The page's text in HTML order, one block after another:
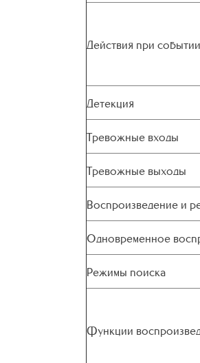
Действия при событии
Детекция
Тревожные входы
Тревожные выходы
Воспроизведение и
Одновременное
Режимы поиска
Функции